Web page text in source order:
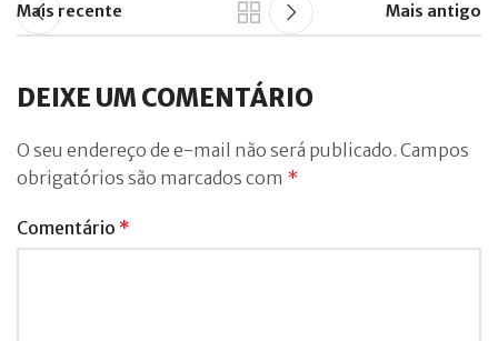
Mais recente Mais antigo
DEIXE UM COMENTÁRIO
O seu endereço de e-mail não será publicado. Campos
obrigatórios são marcados com *
Comentário *